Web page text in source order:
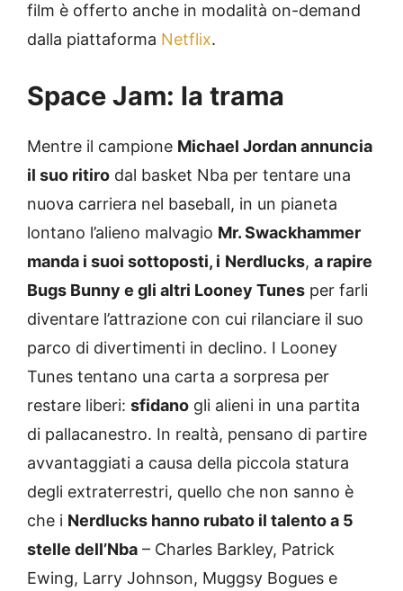
film è offerto anche in modalità on-demand
dalla piattaforma Netflix.
Space Jam: la trama
Mentre il campione Michael Jordan annuncia
il suo ritiro dal basket Nba per tentare una
nuova carriera nel baseball, in un pianeta
lontano l’alieno malvagio Mr. Swackhammer
manda i suoi sottoposti, i Nerdlucks, a rapire
Bugs Bunny e gli altri Looney Tunes per farli
diventare l’attrazione con cui rilanciare il suo
parco di divertimenti in declino. I Looney
Tunes tentano una carta a sorpresa per
restare liberi: sfidano gli alieni in una partita
di pallacanestro. In realtà, pensano di partire
avvantaggiati a causa della piccola statura
degli extraterrestri, quello che non sanno è
che i Nerdlucks hanno rubato il talento a 5
stelle dell’Nba – Charles Barkley, Patrick
Ewing, Larry Johnson, Muggsy Bogues e